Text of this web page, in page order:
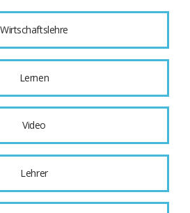
Wirtschaftslehre
Lernen
Video
Lehrer